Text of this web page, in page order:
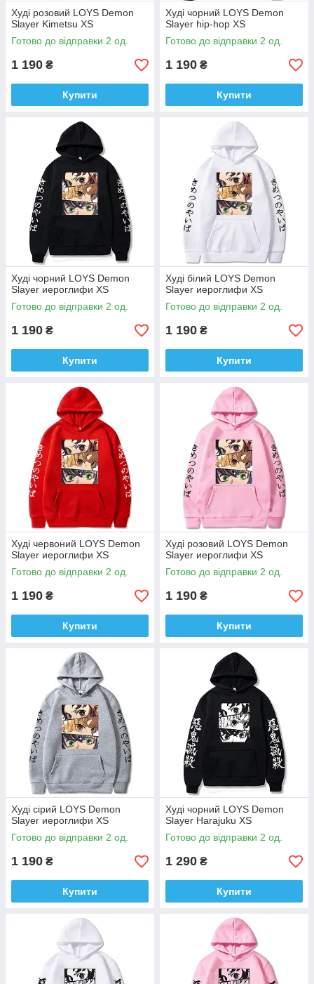
Худi розовий LOYS Demon
Slayer Kimetsu XS
Готово до відправки 2 од.
1 190 ₴
Купити
Худi чорний LOYS Demon
Slayer hip-hop XS
Готово до відправки 2 од.
1 190 ₴
Купити
Худi чорний LOYS Demon
Slayer иероглифи XS
Готово до відправки 2 од.
1 190 ₴
Купити
Худi бiлий LOYS Demon
Slayer иероглифи XS
Готово до відправки 2 од.
1 190 ₴
Купити
Худi червоний LOYS Demon
Slayer иероглифи XS
Готово до відправки 2 од.
1 190 ₴
Купити
Худi розовий LOYS Demon
Slayer иероглифи XS
Готово до відправки 2 од.
1 190 ₴
Купити
Худi сiрий LOYS Demon
Slayer иероглифи XS
Готово до відправки 2 од.
1 190 ₴
Купити
Худi чорний LOYS Demon
Slayer Harajuku XS
Готово до відправки 2 од.
1 290 ₴
Купити